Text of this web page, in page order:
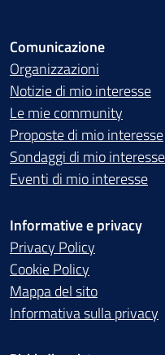
Comunicazione
Organizzazioni
Notizie di mio interesse
Le mie community
Proposte di mio interesse
Sondaggi di mio interesse
Eventi di mio interesse
Informative e privacy
Privacy Policy
Cookie Policy
Mappa del sito
Informativa sulla privacy